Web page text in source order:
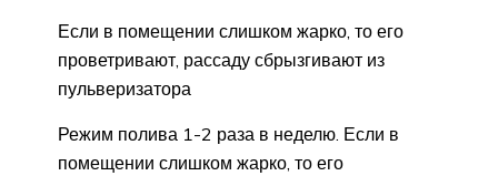
Если в помещении слишком жарко, то его
проветривают, рассаду сбрызгивают из
пульверизатора
Режим полива 1-2 раза в неделю. Если в
помещении слишком жарко, то его